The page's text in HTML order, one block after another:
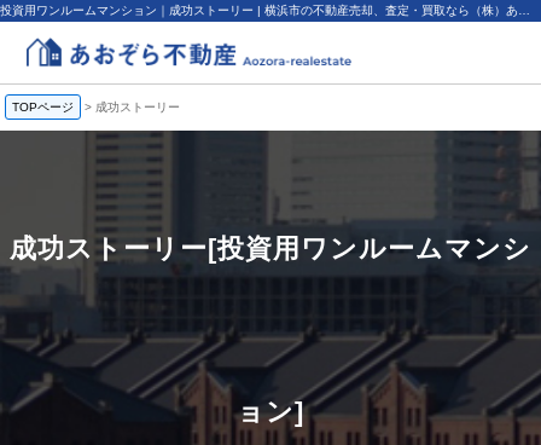
TOPページ > 成功ストーリー
成功ストーリー[投資用ワンルームマンシ
ョン]